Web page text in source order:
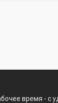
время - с